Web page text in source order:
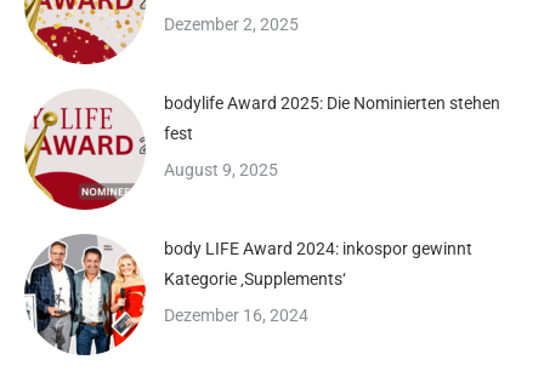
Dezember 2, 2025
bodylife Award 2025: Die Nominierten stehen
fest
August 9, 2025
body LIFE Award 2024: inkospor gewinnt
Kategorie ‚Supplements‘
Dezember 16, 2024